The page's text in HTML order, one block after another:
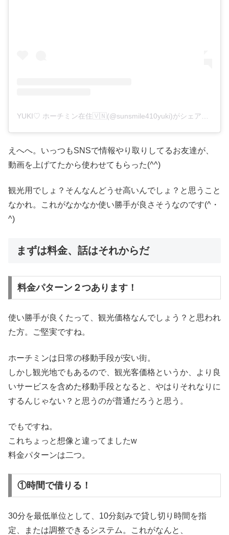
えへへ。いっつもSNSで情報やり取りしてるお友達が、
動画を上げてたから使わせてもらった(^^)ゞ
観光用でしょ？そんなんどうせ高いんでしょ？と思うこと
なかれ。これがなかなか使い勝手が良さそうなのです(^・
^)
まずは料金、話はそれからだ
料金パターン２つあります！
使い勝手が良くたって、観光価格なんでしょう？と思われ
た方。ご堅実ですね。
ホーチミンは日常の移動手段が安い街。
しかし観光地でもあるので、観光客価格というか、より良
いサービスを含めた移動手段となると、やはりそれなりに
するんじゃない？と思うのが普通だろうと思う。
でもですね。
これちょっと想像と違ってましたw
料金パターンは二つ。
①時間で借りる！
30分を最低単位として、10分刻みで貸し切り時間を指
定、または調整できるシステム。これがなんと、